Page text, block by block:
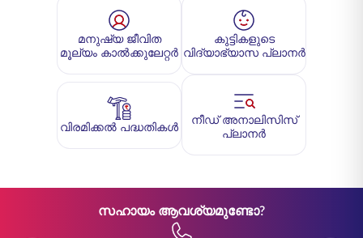
മനുഷ്യ ജീവിത
മൂല്യം കാൽക്കുലേറ്റർ
കുട്ടികളുടെ
വിദ്യാഭ്യാസ പ്ലാനർ
വിരമിക്കൽ പദ്ധതികൾ
നീഡ് അനാലിസിസ്
പ്ലാനർ
സഹായം ആവശ്യമുണ്ടോ?